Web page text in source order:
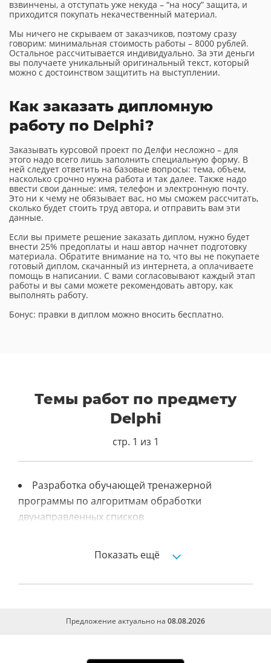
взвинчены, а отступать уже некуда – “на носу” защита, и
приходится покупать некачественный материал.
Мы ничего не скрываем от заказчиков, поэтому сразу
говорим: минимальная стоимость работы – 8000 рублей.
Остальное рассчитывается индивидуально. За эти деньги
вы получаете уникальный оригинальный текст, который
можно с достоинством защитить на выступлении.
Как заказать дипломную
работу по Delphi?
Заказывать курсовой проект по Делфи несложно – для
этого надо всего лишь заполнить специальную форму. В
ней следует ответить на базовые вопросы: тема, объем,
насколько срочно нужна работа и так далее. Также надо
ввести свои данные: имя, телефон и электронную почту.
Это ни к чему не обязывает вас, но мы сможем рассчитать,
сколько будет стоить труд автора, и отправить вам эти
данные.
Если вы примете решение заказать диплом, нужно будет
внести 25% предоплаты и наш автор начнет подготовку
материала. Обратите внимание на то, что вы не покупаете
готовый диплом, скачанный из интернета, а оплачиваете
помощь в написании. С вами согласовывают каждый этап
работы и вы сами можете рекомендовать автору, как
выполнять работу.
Бонус: правки в диплом можно вносить бесплатно.
Темы работ по предмету
Delphi
стр. 1 из 1
Разработка обучающей тренажерной
программы по алгоритмам обработки
двунаправленных списков
система медкабинетаПоказать ещё
Предложение актуально на 08.08.2026